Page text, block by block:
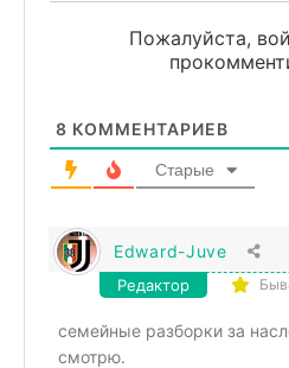
Пожалуйста,
8 КОММЕНТАРИЕВ
Старые
Edward-Juve
Редактор
семейные разборки за
смотрю.